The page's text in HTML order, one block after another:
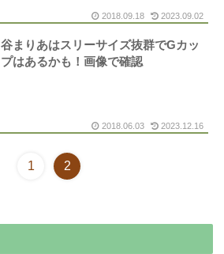
2018.09.18 2023.09.02
谷まりあはスリーサイズ抜群でGカッ
プはあるかも！画像で確認
2018.06.03 2023.12.16
1 2